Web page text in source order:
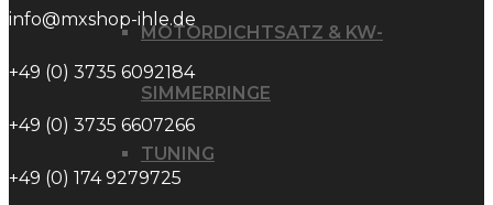
MOTORDICHTSATZ & KW-
SIMMERRINGE
TUNING
info@mxshop-ihle.de
+49 (0) 3735 6092184
+49 (0) 3735 6607266
+49 (0) 174 9279725